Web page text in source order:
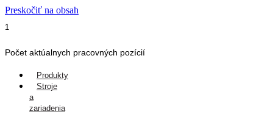
Preskočiť na obsah
1
Počet aktúalnych pracovných pozícií
Produkty
Stroje
a
zariadenia